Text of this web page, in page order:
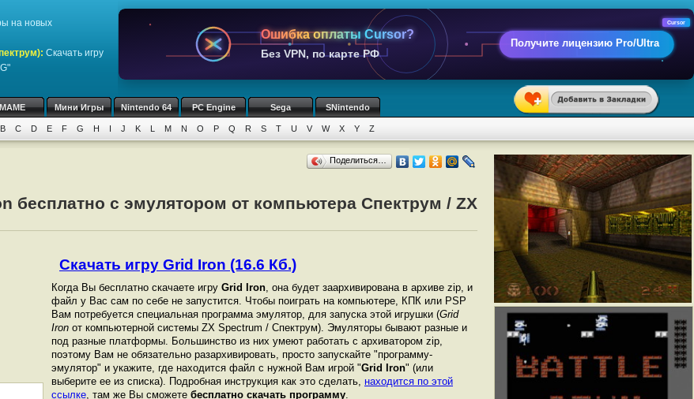
на новых
: Скачать игру
Ошибка оплаты Cursor?
Без VPN, по карте РФ
Получите лицензию Pro/Ultra
Cursor
Мини Игры Nintendo 64 PC Engine Sega SNintendo
B C D E F G H I J K L M N O P Q R S T U V W X Y Z
Поделиться…
бесплатно с эмулятором от компьютера Спектрум / ZX
Скачать игру Grid Iron (16.6 Кб.)
Когда Вы бесплатно скачаете игру Grid Iron, она будет заархивирована в архиве zip, и
файл у Вас сам по себе не запустится. Чтобы поиграть на компьютере, КПК или PSP
Вам потребуется специальная программа эмулятор, для запуска этой игрушки (Grid
Iron от компьютерной системы ZX Spectrum / Спектрум). Эмуляторы бывают разные и
под разные платформы. Большинство из них умеют работать с архиватором zip,
поэтому Вам не обязательно разархивировать, просто запускайте "программу-
эмулятор" и укажите, где находится файл с нужной Вам игрой "Grid Iron" (или
выберите ее из списка). Подробная инструкция как это сделать, находится по этой
ссылке, там же Вы сможете бесплатно скачать программу.